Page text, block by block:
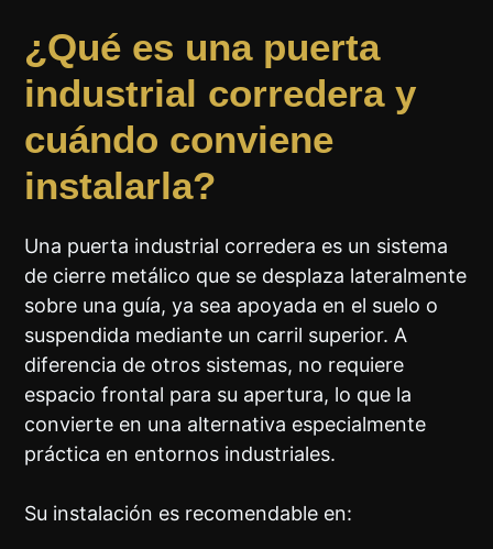
¿Qué es una puerta
industrial corredera y
cuándo conviene
instalarla?
Una puerta industrial corredera es un sistema
de cierre metálico que se desplaza lateralmente
sobre una guía, ya sea apoyada en el suelo o
suspendida mediante un carril superior. A
diferencia de otros sistemas, no requiere
espacio frontal para su apertura, lo que la
convierte en una alternativa especialmente
práctica en entornos industriales.
Su instalación es recomendable en: